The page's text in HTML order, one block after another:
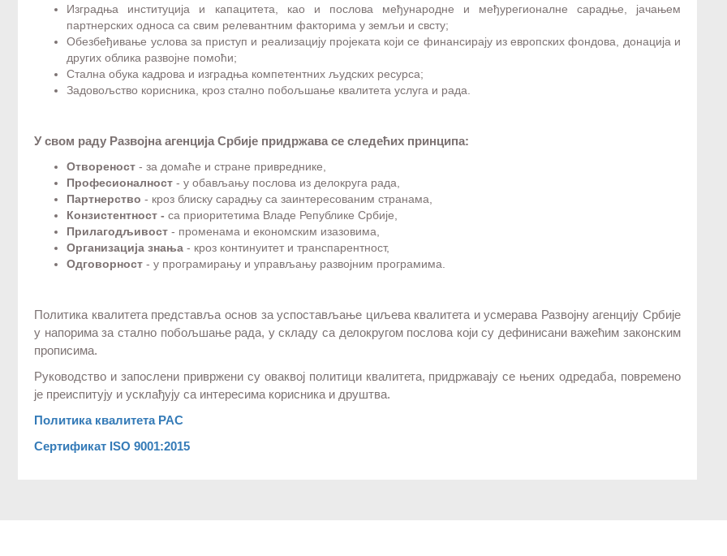
Изградња институција и капацитета, као и послова међународне и међурегионалне сарадње, јачањем
партнерских односа са свим релевантним факторима у земљи и свсту;
Обезбеђивање услова за приступ и реализацију пројеката који се финансирају из европских фондова, донација и
других облика развојне помоћи;
Стална обука кадрова и изградња компетентних људских ресурса;
Задовољство корисника, кроз стално побољшање квалитета услуга и рада.
У свом раду Развојна агенција Србије придржава се следећих принципа:
Отвореност - за домаће и стране привреднике,
Професионалност - у обављању послова из делокруга рада,
Партнерство - кроз блиску сарадњу са заинтересованим странама,
Конзистентност - са приоритетима Владе Републике Србије,
Прилагодљивост- променама и економским изазовима,
Организација знања - кроз континуитет и транспарентност,
Одговорност - у програмирању и управљању развојним програмима.
Политика квалитета представља основ за успостављање циљева квалитета и усмерава Развојну агенцију Србије
у напорима за стално побољшање рада, у складу са делокругом послова који су дефинисани важећим законским
прописима.
Руководство и запослени привржени су оваквој политици квалитета, придржавају се њених одредаба, повремено
је преиспитују и усклађују са интересима корисника и друштва.
Политика квалитета РАС
Сертификат ISO 9001:2015